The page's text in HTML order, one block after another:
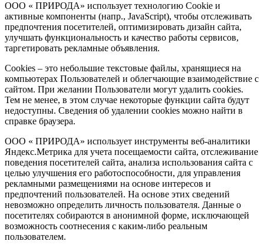
ООО « ПРИРОДА» использует технологию Cookie и
активные компоненты (напр., JavaScript), чтобы отслеживать
предпочтения посетителей, оптимизировать дизайн сайта,
улучшать функциональность и качество работы сервисов,
таргетировать рекламные объявления.
Cookies – это небольшие текстовые файлы, хранящиеся на
компьютерах Пользователей и облегчающие взаимодействие с
сайтом. При желании Пользователи могут удалить cookies.
Тем не менее, в этом случае некоторые функции сайта будут
недоступны. Сведения об удалении cookies можно найти в
справке браузера.
ООО « ПРИРОДА» использует инструменты веб-аналитики
Яндекс.Метрика для учета посещаемости сайта, отслеживание
поведения посетителей сайта, анализа использования сайта с
целью улучшения его работоспособности, для управления
рекламными размещениями на основе интересов и
предпочтений пользователей. На основе этих сведений
невозможно определить личность пользователя. Данные о
посетителях собираются в анонимной форме, исключающей
возможность соотнесения с каким-либо реальным
пользователем.